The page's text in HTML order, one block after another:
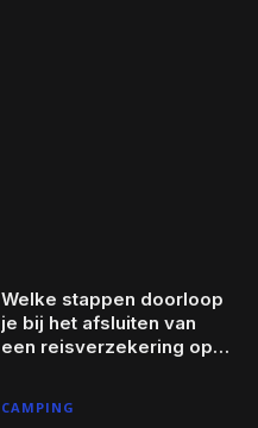
Welke stappen doorloop
je bij het afsluiten van
een reisverzekering op
CAMPING